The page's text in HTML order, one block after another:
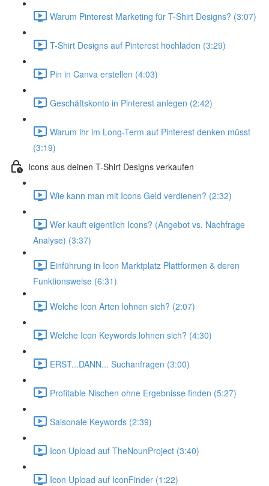
Warum Pinterest Marketing für T-Shirt Designs? (3:07)
T-Shirt Designs auf Pinterest hochladen (3:29)
Pin in Canva erstellen (4:03)
Geschäftskonto in Pinterest anlegen (2:42)
Warum ihr im Long-Term auf Pinterest denken müsst
(3:19)
Icons aus deinen T-Shirt Designs verkaufen
Wie kann man mit Icons Geld verdienen? (2:32)
Wer kauft eigentlich Icons? (Angebot vs. Nachfrage
Analyse) (3:37)
Einführung in Icon Marktplatz Plattformen & deren
Funktionsweise (6:31)
Welche Icon Arten lohnen sich? (2:07)
Welche Icon Keywords lohnen sich? (4:30)
ERST...DANN... Suchanfragen (3:00)
Profitable Nischen ohne Ergebnisse finden (5:27)
Saisonale Keywords (2:39)
Icon Upload auf TheNounProject (3:40)
Icon Upload auf IconFinder (1:22)